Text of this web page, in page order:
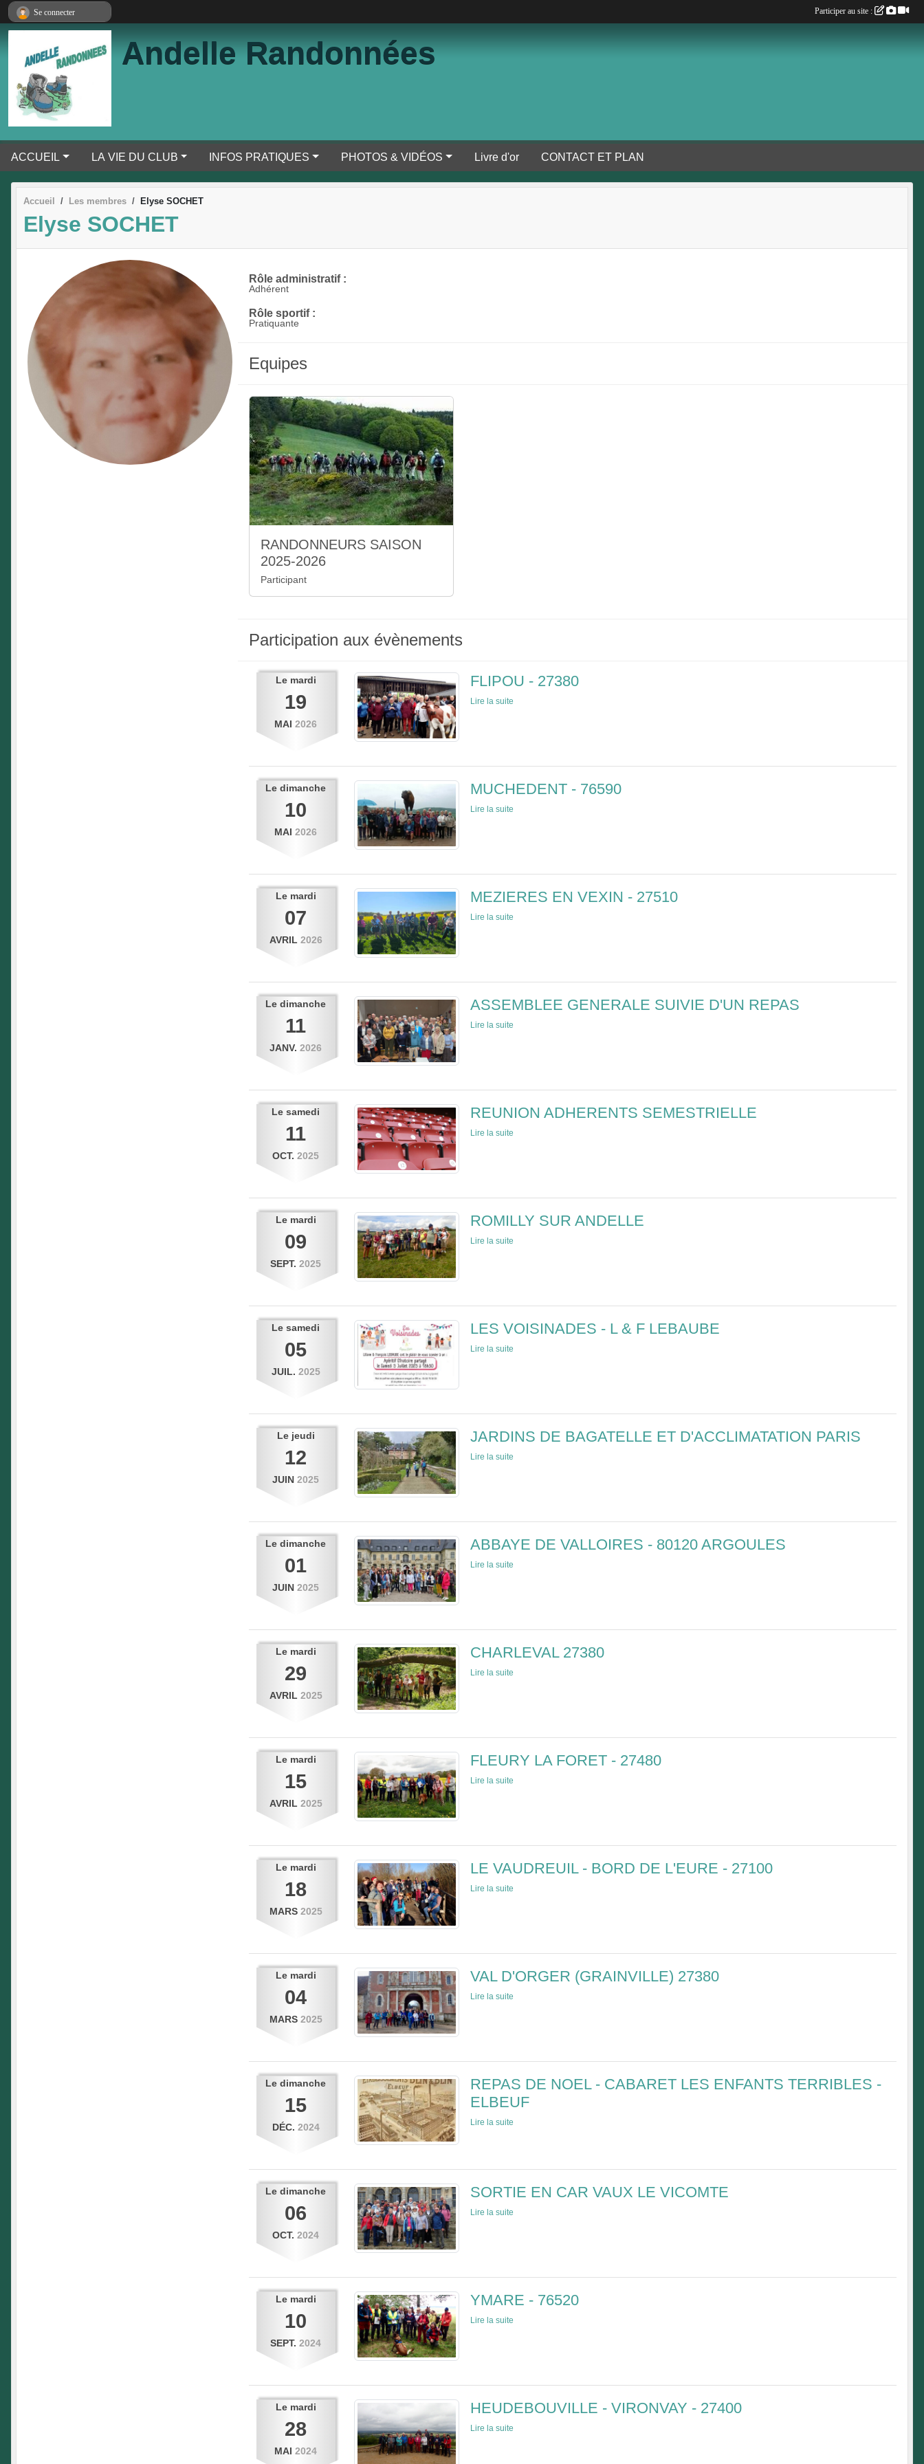
Andelle Randonnées
ACCUEIL LA VIE DU CLUB INFOS PRATIQUES PHOTOS & VIDÉOS Livre d'or CONTACT ET PLAN
Accueil Les membres Elyse SOCHET
Elyse SOCHET
Rôle administratif :
Adhérent
Rôle sportif :
Pratiquante
Equipes
RANDONNEURS SAISON
2025-2026
Participant
Participation aux évènements
Le mardi
19
MAI 2026
FLIPOU - 27380
Lire la suite
Ledimanche
10
MAI 2026
MUCHEDENT - 76590
Lire la suite
Le mardi
07
AVRIL 2026
MEZIERES EN VEXIN - 27510
Lire la suite
Ledimanche
11
JANV. 2026
ASSEMBLEE GENERALE SUIVIE D'UN REPAS
Lire la suite
Lesamedi
11
OCT. 2025
REUNION ADHERENTS SEMESTRIELLE
Lire la suite
Le mardi
09
SEPT. 2025
ROMILLY SUR ANDELLE
Lire la suite
Lesamedi
05
JUIL. 2025
LES VOISINADES - L & F LEBAUBE
Lire la suite
Le jeudi
12
JUIN 2025
JARDINS DE BAGATELLE ET D'ACCLIMATATION PARIS
Lire la suite
Ledimanche
01
JUIN 2025
ABBAYE DE VALLOIRES - 80120 ARGOULES
Lire la suite
Le mardi
29
AVRIL 2025
CHARLEVAL 27380
Lire la suite
Le mardi
15
AVRIL 2025
FLEURY LA FORET - 27480
Lire la suite
Le mardi
18
MARS 2025
LE VAUDREUIL - BORD DE L'EURE - 27100
Lire la suite
Le mardi
04
MARS 2025
VAL D'ORGER (GRAINVILLE) 27380
Lire la suite
Ledimanche
15
DÉC. 2024
REPAS DE NOEL - CABARET LES ENFANTS TERRIBLES -
ELBEUF
Lire la suite
Ledimanche
06
OCT. 2024
SORTIE EN CAR VAUX LE VICOMTE
Lire la suite
Le mardi
10
SEPT. 2024
YMARE - 76520
Lire la suite
Le mardi
28
MAI 2024
HEUDEBOUVILLE - VIRONVAY - 27400
Lire la suite
Se connecter Participer au site :
Panneau de gestion des cookies